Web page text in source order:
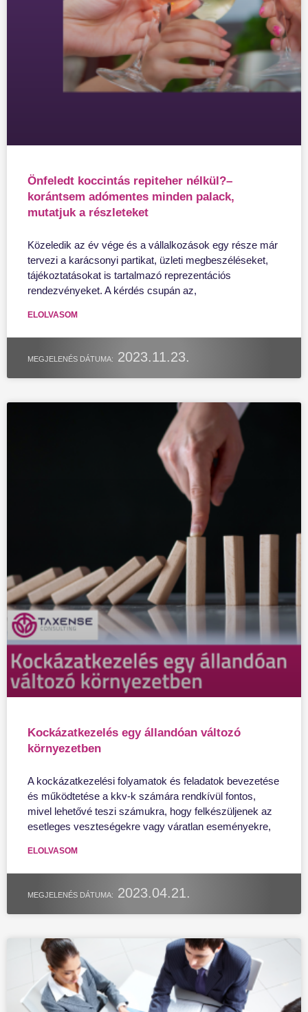
Önfeledt koccintás repiteher nélkül?–
korántsem adómentes minden palack,
mutatjuk a részleteket
Közeledik az év vége és a vállalkozások egy része már
tervezi a karácsonyi partikat, üzleti megbeszéléseket,
tájékoztatásokat is tartalmazó reprezentációs
rendezvényeket. A kérdés csupán az,
ELOLVASOM
2023.11.23.
Kockázatkezelés egy állandóan változó
környezetben
A kockázatkezelési folyamatok és feladatok bevezetése
és működtetése a kkv-k számára rendkívül fontos,
mivel lehetővé teszi számukra, hogy felkészüljenek az
esetleges veszteségekre vagy váratlan eseményekre,
ELOLVASOM
2023.04.21.